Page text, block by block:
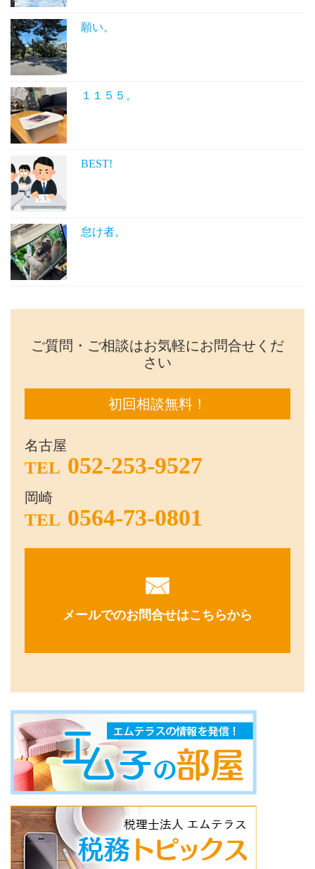
願い。
１１５５。
BEST!
怠け者。
ご質問・ご相談はお気軽にお問合せくだ
さい
初回相談無料！
名古屋
TEL 052-253-9527
岡崎
TEL 0564-73-0801
メールでのお問合せはこちらから